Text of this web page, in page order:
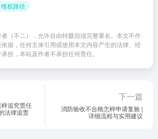
权路径
（不二），允许自由转载但须完整署名。本文不作
据，任何主体引用或使用本文内容产生的法律、经
担，本站及作者不承担任何责任。
追究责任
法律追责
下一篇
消防验收不合格怎样申请复验 |
详细流程与实用建议